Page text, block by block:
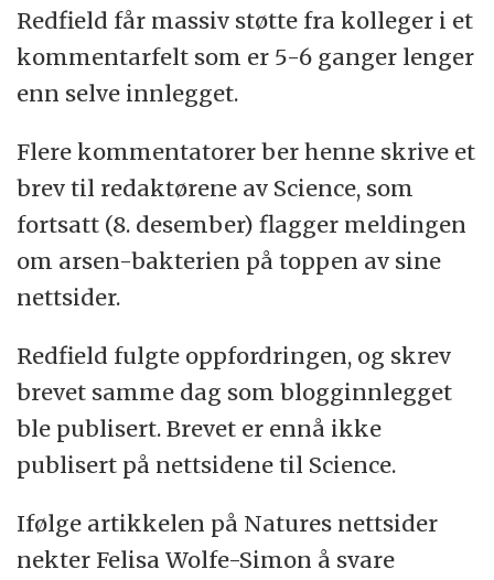
Redfield får massiv støtte fra kolleger i et
kommentarfelt som er 5-6 ganger lenger
enn selve innlegget.
Flere kommentatorer ber henne skrive et
brev til redaktørene av Science, som
fortsatt (8. desember) flagger meldingen
om arsen-bakterien på toppen av sine
nettsider.
Redfield fulgte oppfordringen, og skrev
brevet samme dag som blogginnlegget
ble publisert. Brevet er ennå ikke
publisert på nettsidene til Science.
Ifølge artikkelen på Natures nettsider
nekter Felisa Wolfe-Simon å svare